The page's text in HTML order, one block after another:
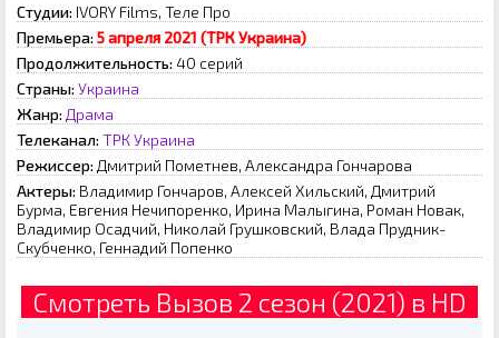
Студии: IVORY Films, Теле Про
Премьера: 5 апреля 2021 (ТРК Украина)
Продолжительность: 40 серий
Страны: Украина
Жанр: Драма
Телеканал: ТРК Украина
Режиссер: Дмитрий Пометнев, Александра Гончарова
Актеры: Владимир Гончаров, Алексей Хильский, Дмитрий
Бурма, Евгения Нечипоренко, Ирина Малыгина, Роман Новак,
Владимир Осадчий, Николай Грушковский, Влада Прудник-
Скубченко, Геннадий Попенко
Смотреть Вызов 2 сезон (2021) в HD